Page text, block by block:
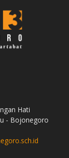
Hati
- Bojonegoro